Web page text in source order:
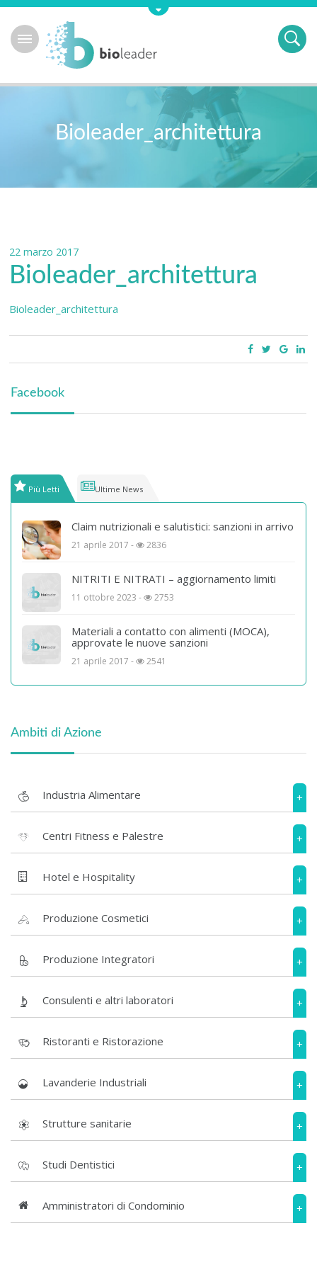
Bioleader_architettura
22 marzo 2017
Bioleader_architettura
Bioleader_architettura
Facebook
Più Letti Ultime News
Claim nutrizionali e salutistici: sanzioni in arrivo
21 aprile 2017 - 2836
NITRITI E NITRATI – aggiornamento limiti
11 ottobre 2023 - 2753
Materiali a contatto con alimenti (MOCA),
approvate le nuove sanzioni
21 aprile 2017 - 2541
Ambiti di Azione
Industria Alimentare +
Centri Fitness e Palestre +
Hotel e Hospitality +
Produzione Cosmetici +
Produzione Integratori +
Consulenti e altri laboratori +
Ristoranti e Ristorazione +
Lavanderie Industriali +
Strutture sanitarie +
Studi Dentistici +
Amministratori di Condominio +